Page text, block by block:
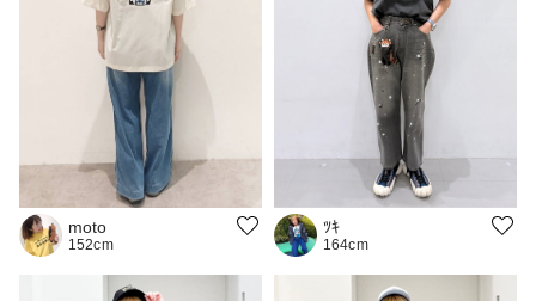
moto
152cm
ﾂｷ
164cm